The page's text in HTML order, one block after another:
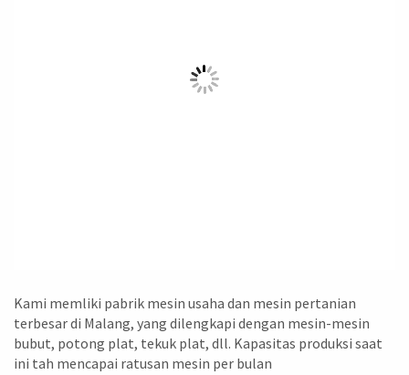
Kami memliki pabrik mesin usaha dan mesin pertanian
terbesar di Malang, yang dilengkapi dengan mesin-mesin
bubut, potong plat, tekuk plat, dll. Kapasitas produksi saat
ini tah mencapai ratusan mesin per bulan